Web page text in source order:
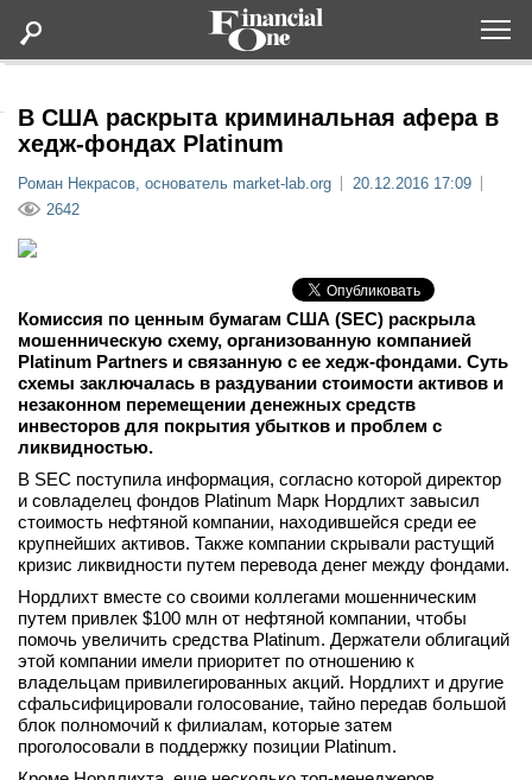
Статьи
Мероприятия
Новости
Интервью
телеграм
Стать автором
Вход
В США раскрыта криминальная афера в
хедж-фондах Platinum
Роман Некрасов, основатель market-lab.org
20.12.2016 17:09
2642
Комиссия по ценным бумагам США (SEC) раскрыла
мошенническую схему, организованную компанией
Platinum Partners и связанную с ее хедж-фондами. Суть
схемы заключалась в раздувании стоимости активов и
незаконном перемещении денежных средств
инвесторов для покрытия убытков и проблем с
ликвидностью.
В SEC поступила информация, согласно которой директор
и совладелец фондов Platinum Марк Нордлихт завысил
стоимость нефтяной компании, находившейся среди ее
крупнейших активов. Также компании скрывали растущий
кризис ликвидности путем перевода денег между фондами.
Нордлихт вместе со своими коллегами мошенническим
путем привлек $100 млн от нефтяной компании, чтобы
помочь увеличить средства Platinum. Держатели облигаций
этой компании имели приоритет по отношению к
владельцам привилегированных акций. Нордлихт и другие
сфальсифицировали голосование, тайно передав большой
блок полномочий к филиалам, которые затем
проголосовали в поддержку позиции Platinum.